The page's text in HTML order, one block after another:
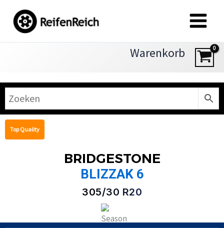
Inhalt
springen
Warenkorb
Top Quality
BRIDGESTONE
BLIZZAK 6
305/30 R20